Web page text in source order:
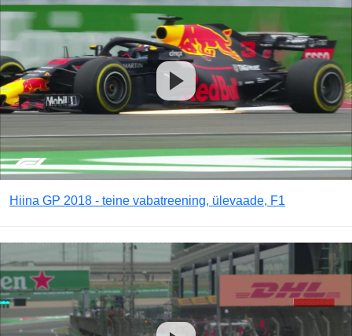
Hiina GP 2018 - teine vabatreening, ülevaade, F1